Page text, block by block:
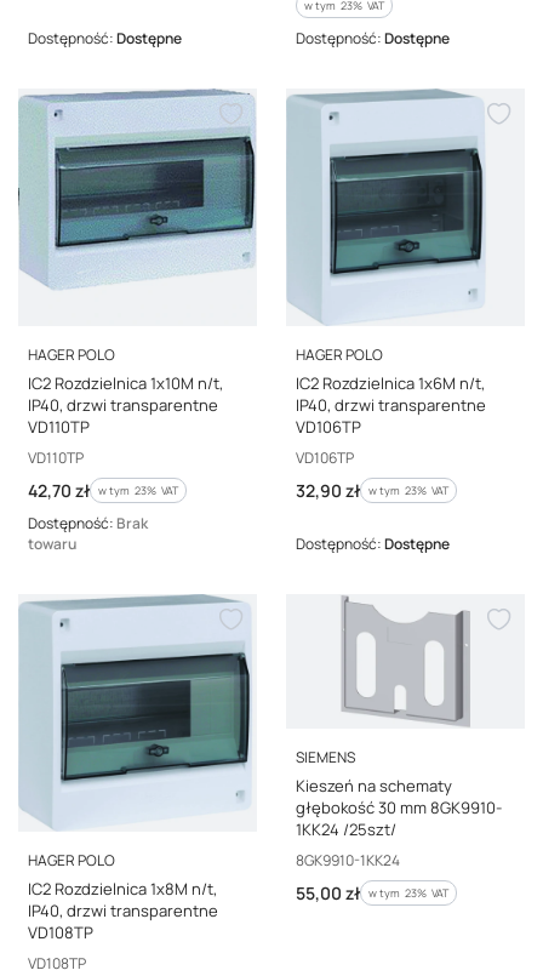
Dostępność:Dostępne
w tym %s VAT
w tym 23% VAT
Dostępność:Dostępne
PRODUCENT
HAGER POLO
IC2 Rozdzielnica 1x10M n/t,
IP40, drzwi transparentne
VD110TP
Kod producenta
VD110TP
Cena brutto
42,70 zł w tym %s VAT
w tym 23% VAT
Dostępność: Brak
towaru
PRODUCENT
HAGER POLO
IC2 Rozdzielnica 1x6M n/t,
IP40, drzwi transparentne
VD106TP
Kod producenta
VD106TP
Cena brutto
32,90 zł w tym %s VAT
w tym 23% VAT
Dostępność:Dostępne
PRODUCENT
HAGER POLO
IC2 Rozdzielnica 1x8M n/t,
IP40, drzwi transparentne
VD108TP
Kod producenta
VD108TP
PRODUCENT
SIEMENS
Kieszeń na schematy
głębokość 30 mm 8GK9910-
1KK24 /25szt/
Kod producenta
8GK9910-1KK24
Cena brutto
55,00 zł w tym %s VAT
w tym 23% VAT